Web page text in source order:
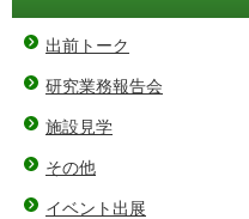
出前トーク
研究業務報告会
施設見学
その他
イベント出展